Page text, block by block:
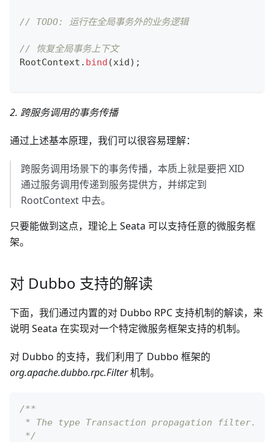
// TODO: 运行在全局事务外的业务逻辑
// 恢复全局事务上下文
RootContext . bind (xid) ;
2. 跨服务调用的事务传播
通过上述基本原理，我们可以很容易理解：
跨服务调用场景下的事务传播，本质上就是要把 XID
通过服务调用传递到服务提供方，并绑定到
RootContext 中去。
只要能做到这点，理论上 Seata 可以支持任意的微服务框
架。
对 Dubbo 支持的解读
下面，我们通过内置的对 Dubbo RPC 支持机制的解读，来
说明 Seata 在实现对一个特定微服务框架支持的机制。
对 Dubbo 的支持，我们利用了 Dubbo 框架的
org.apache.dubbo.rpc.Filter机制。
/**
* The type Transaction propagation filter.
*/